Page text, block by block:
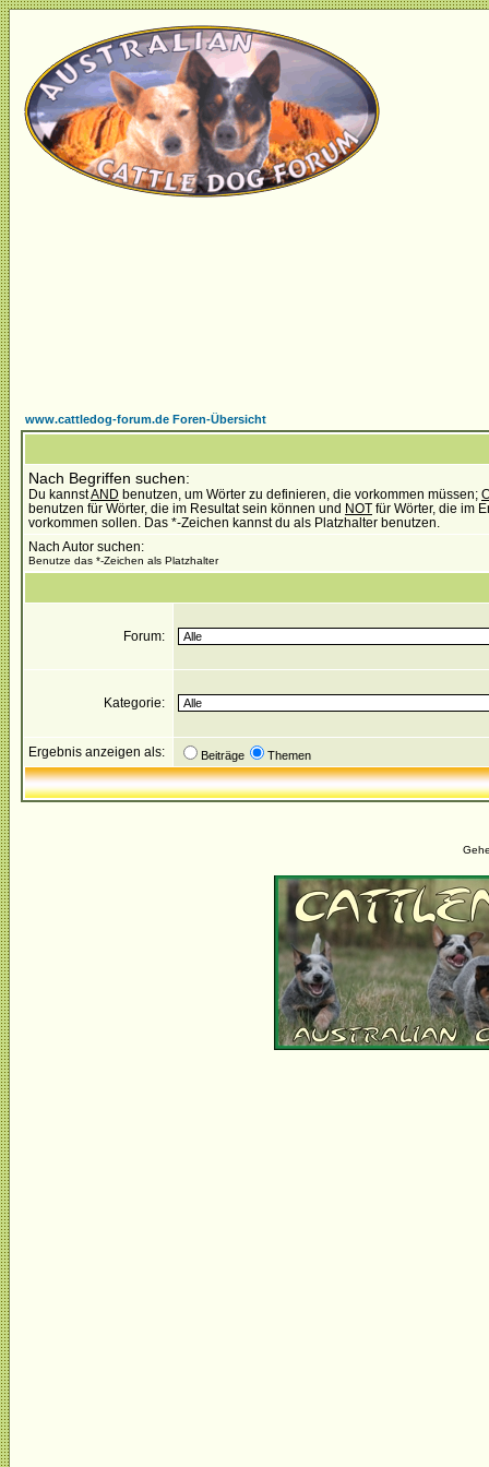
www.cattledog-forum.de Foren-Übersicht
Nach Begriffen suchen:
Du kannstAND benutzen, um Wörter zu definieren, die vorkommen müssen;
benutzen für Wörter, die im Resultat sein können und NOT für Wörter, die im
vorkommen sollen. Das *-Zeichen kannst du als Platzhalter benutzen.
Nach Autor suchen:
Benutze das *-Zeichen als Platzhalter
Forum:
Kategorie:
Ergebnis anzeigen als: Beiträge Themen